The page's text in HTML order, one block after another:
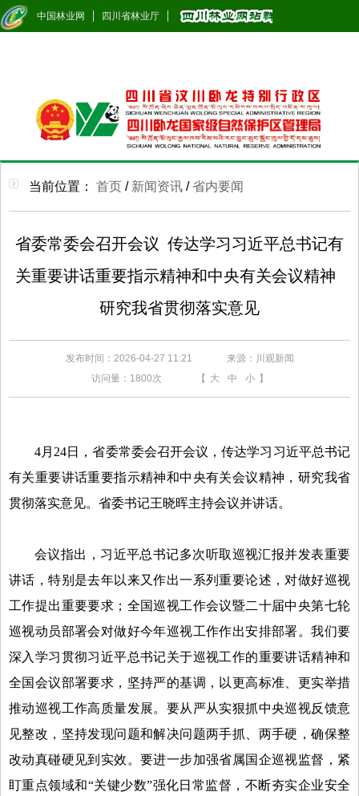
中国林业网 四川省林业厅
当前位置： 首页 / 新闻资讯 /省内要闻
省委常委会召开会议 传达学习习近平总书记有
关重要讲话重要指示精神和中央有关会议精神
研究我省贯彻落实意见
发布时间：2026-04-27 11:21
来源：川观新闻
访问量： 1800次 【 大 中 小 】
4月24日，省委常委会召开会议，传达学习习近平总书记
有关重要讲话重要指示精神和中央有关会议精神，研究我省
贯彻落实意见。省委书记王晓晖主持会议并讲话。
会议指出，习近平总书记多次听取巡视汇报并发表重要
讲话，特别是去年以来又作出一系列重要论述，对做好巡视
工作提出重要要求；全国巡视工作会议暨二十届中央第七轮
巡视动员部署会对做好今年巡视工作作出安排部署。我们要
深入学习贯彻习近平总书记关于巡视工作的重要讲话精神和
全国会议部署要求，坚持严的基调，以更高标准、更实举措
推动巡视工作高质量发展。要从严从实狠抓中央巡视反馈意
见整改，坚持发现问题和解决问题两手抓、两手硬，确保整
改动真碰硬见到实效。要进一步加强省属国企巡视监督，紧
盯重点领域和“关键少数”强化日常监督，不断夯实企业安全